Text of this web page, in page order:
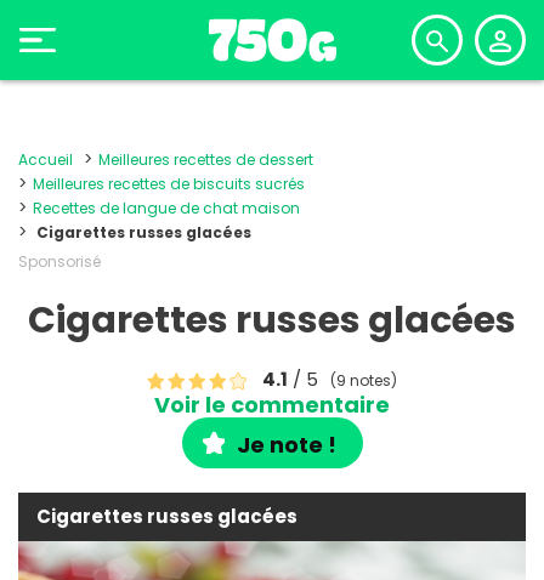
Accueil
Meilleures recettes de dessert
Meilleures recettes de biscuits sucrés
Recettes de langue de chat maison
Cigarettes russes glacées
Sponsorisé
Cigarettes russes glacées
4.1 / 5 (9 notes)
Voir le commentaire
Je note !
Cigarettes russes glacées